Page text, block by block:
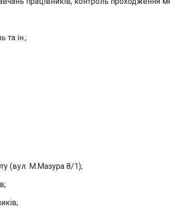
та ін.;
(вул. М.Мазура 8/1);